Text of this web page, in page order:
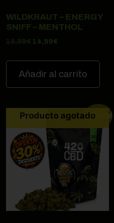
WILDKRAUT – ENERGY
SNIFF – MENTHOL
14,99€
Añadir al carrito
¡Oferta!
Producto agotado